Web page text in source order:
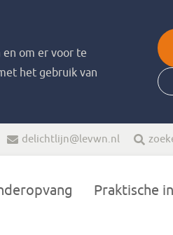
om er voor te
het gebruik van
delichtlijn@levwn.nl
Praktische